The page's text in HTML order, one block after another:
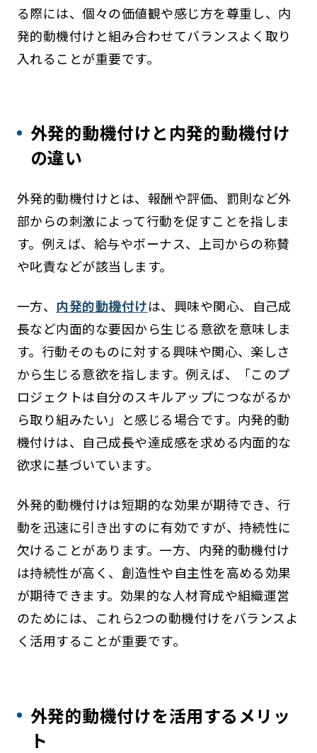
る際には、個々の価値観や感じ方を尊重し、内
発的動機付けと組み合わせてバランスよく取り
入れることが重要です。
外発的動機付けと内発的動機付け
の違い
外発的動機付けとは、報酬や評価、罰則など外
部からの刺激によって行動を促すことを指しま
す。例えば、給与やボーナス、上司からの称賛
や叱責などが該当します。
一方、 内発的動機付けは、興味や関心、自己成
長など内面的な要因から生じる意欲を意味しま
す。行動そのものに対する興味や関心、楽しさ
から生じる意欲を指します。例えば、「このプ
ロジェクトは自分のスキルアップにつながるか
ら取り組みたい」と感じる場合です。内発的動
機付けは、自己成長や達成感を求める内面的な
欲求に基づいています。
外発的動機付けは短期的な効果が期待でき、行
動を迅速に引き出すのに有効ですが、持続性に
欠けることがあります。一方、内発的動機付け
は持続性が高く、創造性や自主性を高める効果
が期待できます。効果的な人材育成や組織運営
のためには、これら2つの動機付けをバランスよ
く活用することが重要です。
外発的動機付けを活用するメリッ
ト